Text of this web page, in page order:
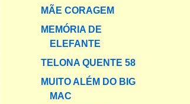
MÃE CORAGEM
MEMÓRIA DE
ELEFANTE
TELONA QUENTE 58
MUITO ALÉM DO BIG
MAC